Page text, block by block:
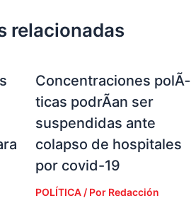
relacionadas
Concentraciones polÃ­
ticas podrÃ­an ser
suspendidas ante
colapso de hospitales
por covid-19
POLÍTICA/ Por Redacción